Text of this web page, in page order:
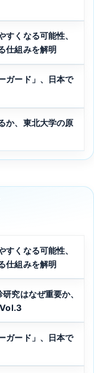
くなる可能性、
仕組みを解明
ガード」、日本で
か、東北大学の原
くなる可能性、
仕組みを解明
究はなぜ重要か、
Vol.3
ガード」、日本で